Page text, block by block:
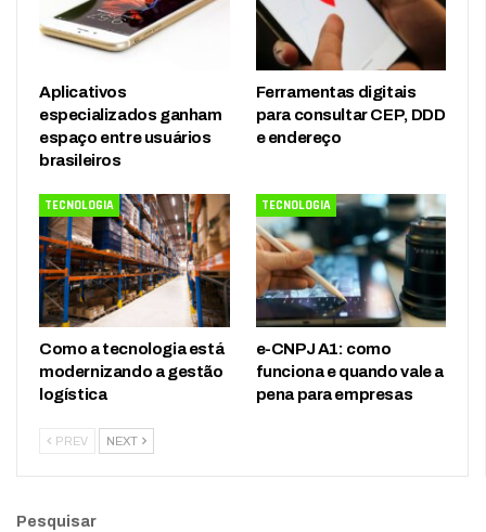
Aplicativos
especializados ganham
espaço entre usuários
brasileiros
Ferramentas digitais
para consultar CEP, DDD
e endereço
TECNOLOGIA
Como a tecnologia está
modernizando a gestão
logística
TECNOLOGIA
e-CNPJ A1: como
funciona e quando vale a
pena para empresas
PREV NEXT
Pesquisar